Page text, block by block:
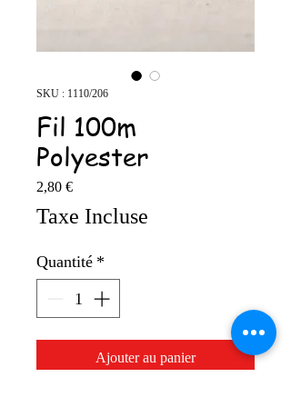
SKU : 1110/206
Fil 100m
Polyester
2,80 €Prix
Taxe Incluse
Quantité *
Ajouter au panier